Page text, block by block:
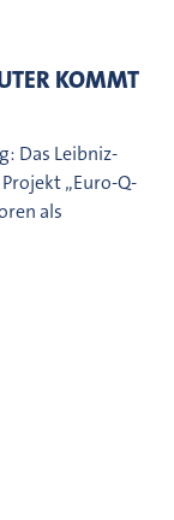
KOMMT
Das Leibniz-
„Euro-Q-
als